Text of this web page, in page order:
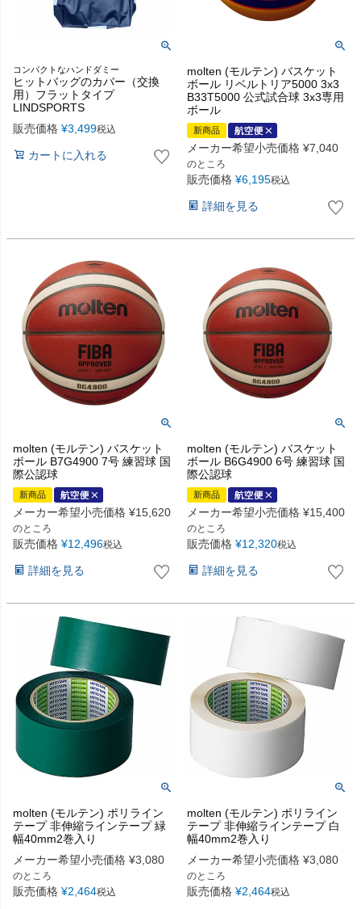
コンパクトなハンドダミー
ヒットバッグのカバー（交換
用）フラットタイプ
LINDSPORTS
販売価格 ¥3,499税込
カートに入れる
molten (モルテン) バスケット
ボール リベルトリア5000 3x3
B33T5000 公式試合球 3x3専用
ボール
新商品
メーカー希望小売価格 ¥7,040
のところ
販売価格 ¥6,195税込
詳細を見る
molten (モルテン) バスケット
ボール B7G4900 7号 練習球 国
際公認球
新商品
メーカー希望小売価格 ¥15,620
のところ
販売価格 ¥12,496税込
詳細を見る
molten (モルテン) バスケット
ボール B6G4900 6号 練習球 国
際公認球
新商品
メーカー希望小売価格 ¥15,400
のところ
販売価格 ¥12,320税込
詳細を見る
molten (モルテン) ポリライン
テープ 非伸縮ラインテープ 緑
幅40mm2巻入り
メーカー希望小売価格 ¥3,080
のところ
販売価格 ¥2,464税込
molten (モルテン) ポリライン
テープ 非伸縮ラインテープ 白
幅40mm2巻入り
メーカー希望小売価格 ¥3,080
のところ
販売価格 ¥2,464税込